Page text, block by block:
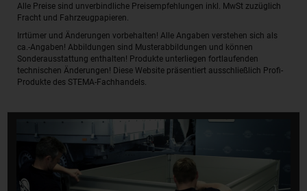
Alle Preise sind unverbindliche Preisempfehlungen inkl. MwSt zuzüglich
Fracht und Fahrzeugpapieren.
Irrtümer und Änderungen vorbehalten! Alle Angaben verstehen sich als
ca.-Angaben! Abbildungen sind Musterabbildungen und können
Sonderausstattung enthalten! Produkte unterliegen fortlaufenden
technischen Änderungen! Diese Website präsentiert ausschließlich Profi-
Produkte des STEMA-Fachhandels.